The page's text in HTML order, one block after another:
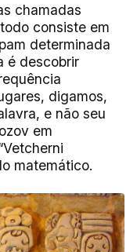
chamadas
consiste em
determinada
é descobrir
digamos,
e não seu
em
matemático.